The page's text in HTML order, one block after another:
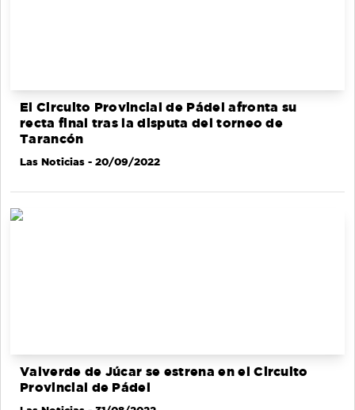
El Circuito Provincial de Pádel afronta su
recta final tras la disputa del torneo de
Tarancón
Las Noticias - 20/09/2022
Valverde de Júcar se estrena en el Circuito
Provincial de Pádel